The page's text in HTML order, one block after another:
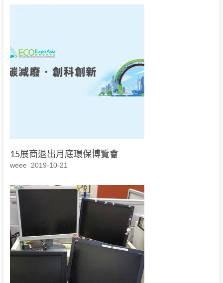
15展商退出月底環保博覽會
weee 2019-10-21